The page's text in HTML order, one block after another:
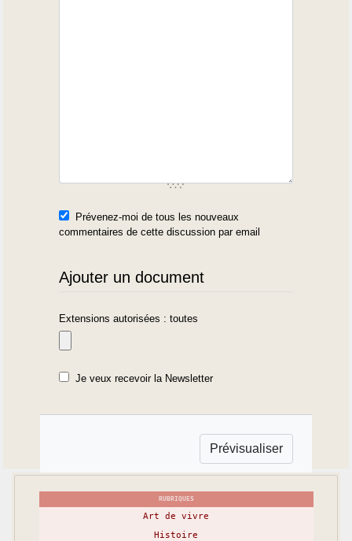
Prévenez-moi de tous les nouveaux
commentaires de cette discussion par email
Ajouter un document
Extensions autorisées : toutes
Je veux recevoir la Newsletter
RUBRIQUES
Art de vivre
Histoire